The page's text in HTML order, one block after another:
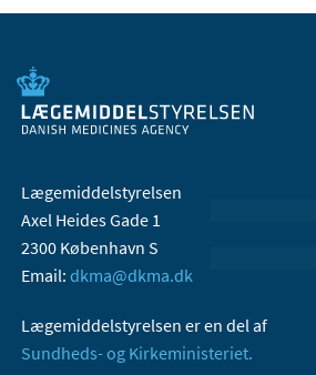
Lægemiddelstyrelsen
Axel Heides Gade 1
2300 København S
Email: dkma@dkma.dk
Lægemiddelstyrelsen er en del af
Sundheds- og Kirkeministeriet.